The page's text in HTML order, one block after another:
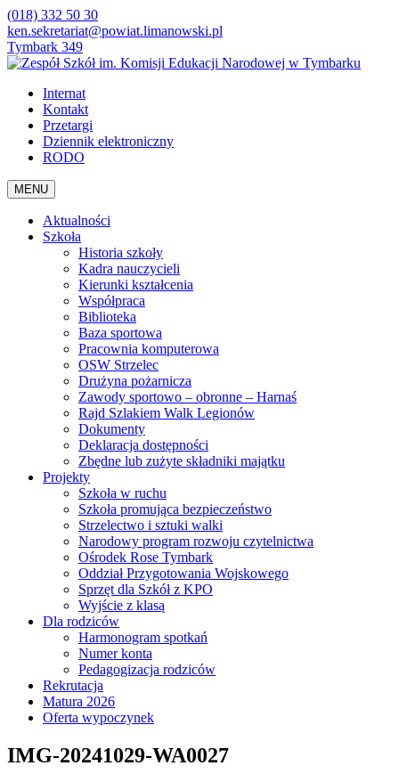
(018) 332 50 30
ken.sekretariat@powiat.limanowski.pl
Tymbark 349
Internat
Kontakt
Przetargi
Dziennik elektroniczny
RODO
MENU
Aktualności
Szkoła
Historia szkoły
Kadra nauczycieli
Kierunki kształcenia
Współpraca
Biblioteka
Baza sportowa
Pracownia komputerowa
OSW Strzelec
Drużyna pożarnicza
Zawody sportowo – obronne – Harnaś
Rajd Szlakiem Walk Legionów
Dokumenty
Deklaracja dostępności
Zbędne lub zużyte składniki majątku
Projekty
Szkoła w ruchu
Szkoła promująca bezpieczeństwo
Strzelectwo i sztuki walki
Narodowy program rozwoju czytelnictwa
Ośrodek Rose Tymbark
Oddział Przygotowania Wojskowego
Sprzęt dla Szkół z KPO
Wyjście z klasą
Dla rodziców
Harmonogram spotkań
Numer konta
Pedagogizacja rodziców
Rekrutacja
Matura 2026
Oferta wypoczynek
IMG-20241029-WA0027